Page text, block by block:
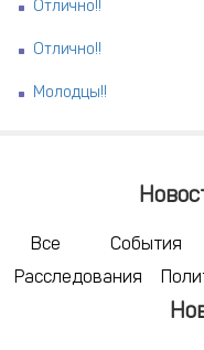
Отлично!!
Отлично!!
Молодцы!!
Все События
Расследования